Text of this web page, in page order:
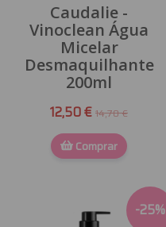
Caudalie -
Vinoclean Água
Micelar
Desmaquilhante
200ml
12,50 € 14,70 €
Comprar
-25%